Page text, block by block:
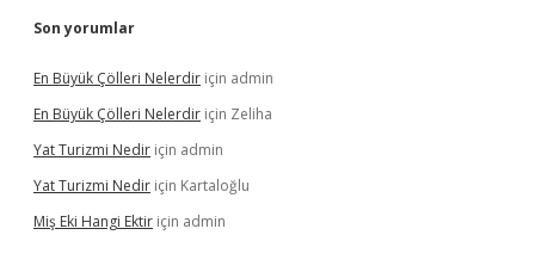
Son yorumlar
En Büyük Çölleri Nelerdir için admin
En Büyük Çölleri Nelerdir için Zeliha
Yat Turizmi Nedir için admin
Yat Turizmi Nedir için Kartaloğlu
Miş Eki Hangi Ektir için admin